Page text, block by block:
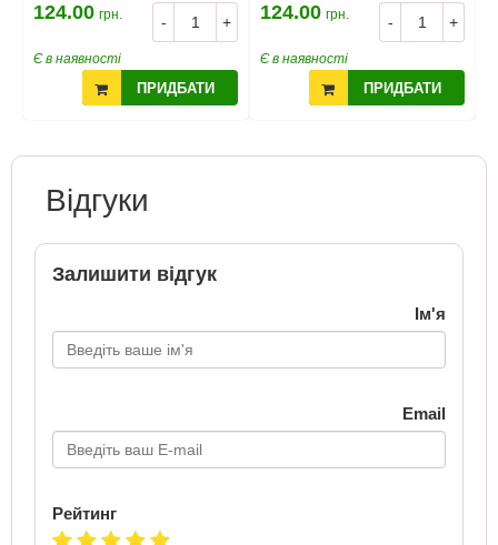
- +
124.00 грн.
Є в наявності
ПРИДБАТИ
- +
124.00 грн.
Є в наявності
ПРИДБАТИ
Відгуки
Залишити відгук
Ім'я
Email
Рейтинг